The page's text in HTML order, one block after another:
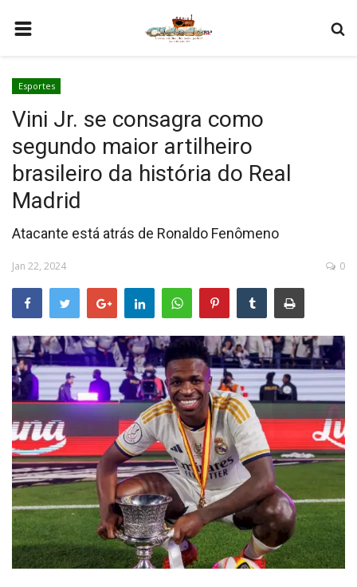
COMO SER PARCEIRO
PROGRAMAÇÃO
QUEM SOMOS
CONTATO
Esportes
Vini Jr. se consagra como
segundo maior artilheiro
brasileiro da história do Real
Madrid
Atacante está atrás de Ronaldo Fenômeno
Jan 22, 2024 0